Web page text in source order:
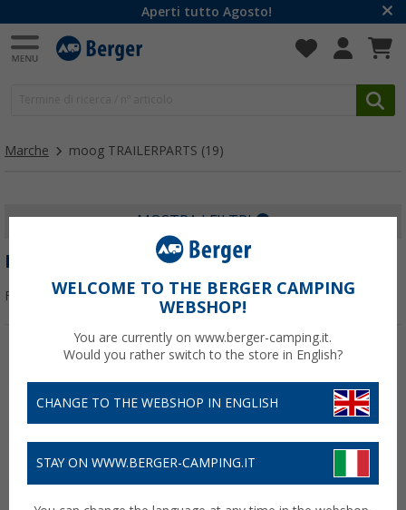
Aperti tutto Agosto!
Marche moog TRAILERPARTS (19)
MOSTRA I FILTRI
MOOG TRAILERPARTS
Filtrare per:
-13%
WELCOME TO THE BERGER CAMPING
WEBSHOP!
You are currently on www.berger-camping.it.
Would you rather switch to the store in English?
CHANGE TO THE WEBSHOP IN ENGLISH
STAY ON WWW.BERGER-CAMPING.IT